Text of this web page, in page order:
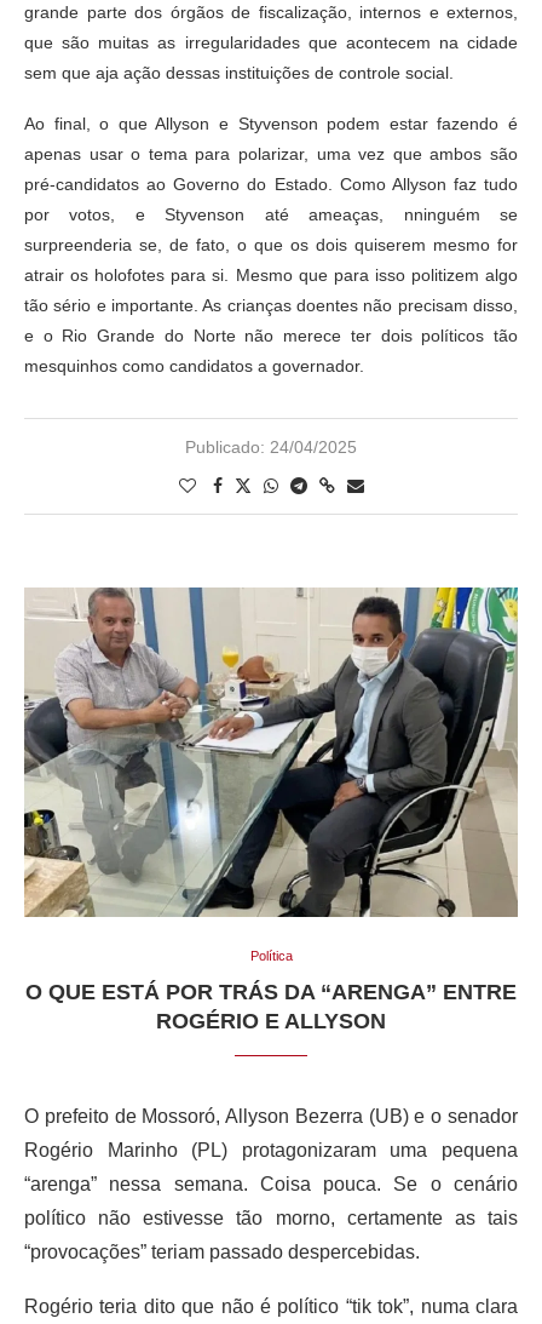
grande parte dos órgãos de fiscalização, internos e externos,
que são muitas as irregularidades que acontecem na cidade
sem que aja ação dessas instituições de controle social.
Ao final, o que Allyson e Styvenson podem estar fazendo é
apenas usar o tema para polarizar, uma vez que ambos são
pré-candidatos ao Governo do Estado. Como Allyson faz tudo
por votos, e Styvenson até ameaças, nninguém se
surpreenderia se, de fato, o que os dois quiserem mesmo for
atrair os holofotes para si. Mesmo que para isso politizem algo
tão sério e importante. As crianças doentes não precisam disso,
e o Rio Grande do Norte não merece ter dois políticos tão
mesquinhos como candidatos a governador.
Publicado: 24/04/2025
Política
O QUE ESTÁ POR TRÁS DA “ARENGA” ENTRE
ROGÉRIO E ALLYSON
O prefeito de Mossoró, Allyson Bezerra (UB) e o senador
Rogério Marinho (PL) protagonizaram uma pequena
“arenga” nessa semana. Coisa pouca. Se o cenário
político não estivesse tão morno, certamente as tais
“provocações” teriam passado despercebidas.
Rogério teria dito que não é político “tik tok”, numa clara